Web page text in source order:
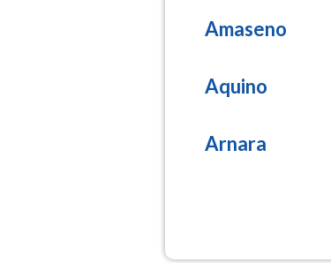
Amaseno
Aquino
Arnara